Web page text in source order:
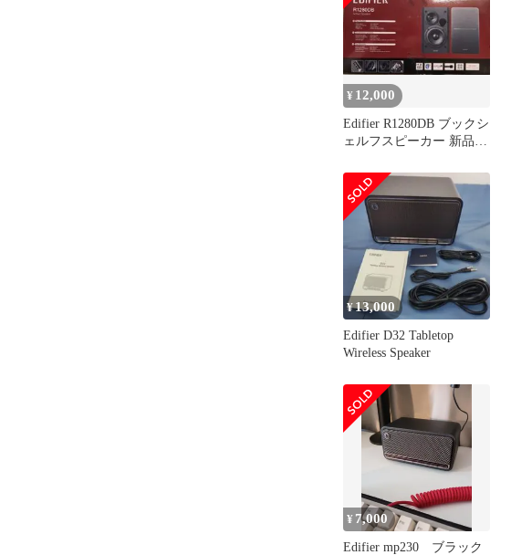
¥ 12,000
Edifier R1280DB ブックシ
ェルフスピーカー 新品未
¥13,000
Edifier D32 Tabletop
Wireless Speaker
¥ 7,000
Edifier mp230 ブラック